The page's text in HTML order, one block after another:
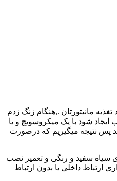
مانیتورتان .,هنگام زنگ زدم
شود با یک میکروسویچ و یا
پس نتیجه میگیریم که درصورت
سیاه سفید و رنگی و تعمیر نصب
داخلی یا بدون ارتباط